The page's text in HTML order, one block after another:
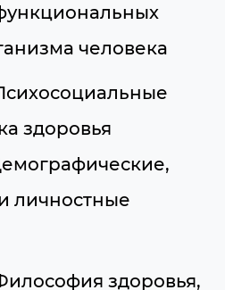
человека
здоровья
личностные
здоровья,